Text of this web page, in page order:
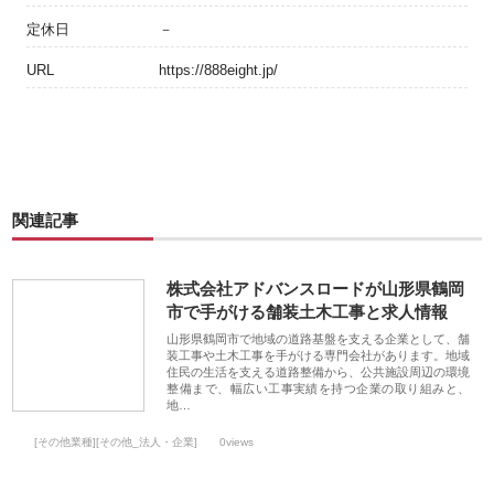
定休日 －
URL https://888eight.jp/
関連記事
株式会社アドバンスロードが山形県鶴岡
市で手がける舗装土木工事と求人情報
山形県鶴岡市で地域の道路基盤を支える企業として、舗
装工事や土木工事を手がける専門会社があります。地域
住民の生活を支える道路整備から、公共施設周辺の環境
整備まで、幅広い工事実績を持つ企業の取り組みと、
地…
[その他業種][その他_法人・企業] 0views